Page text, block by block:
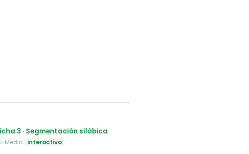
3 · Segmentación silábica
Medio interactiva